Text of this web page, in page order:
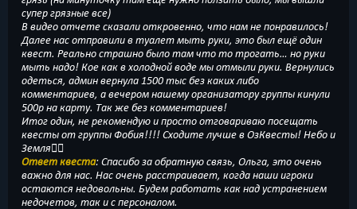
супер грязные все)
В видео отчете сказали откровенно, что нам не понравилось!
Далее нас отправили в туалет мыть руки, это был ещё один
квест. Реально страшно было там что то трогать… но руки
мыть надо! Кое как в холодной воде мы отмыли руки. Вернулись
одеться, админ вернула 1500 тыс без каких либо
комментариев, а вечером нашему организатору группы кинули
500р на карту. Так же без комментариев!
Итог один, не рекомендую и просто отговариваю посещать
квесты от группы Фобия!!!! Сходите лучше в ОзКвесты! Небо и
Земля👍🏻
Ответ квеста: Спасибо за обратную связь, Ольга, это очень
важно для нас. Нас очень расстраивает, когда наши игроки
остаются недовольны. Будем работать как над устранением
недочетов, так и с персоналом.